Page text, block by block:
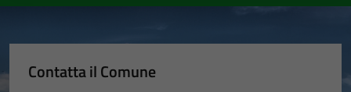
Contatta il Comune